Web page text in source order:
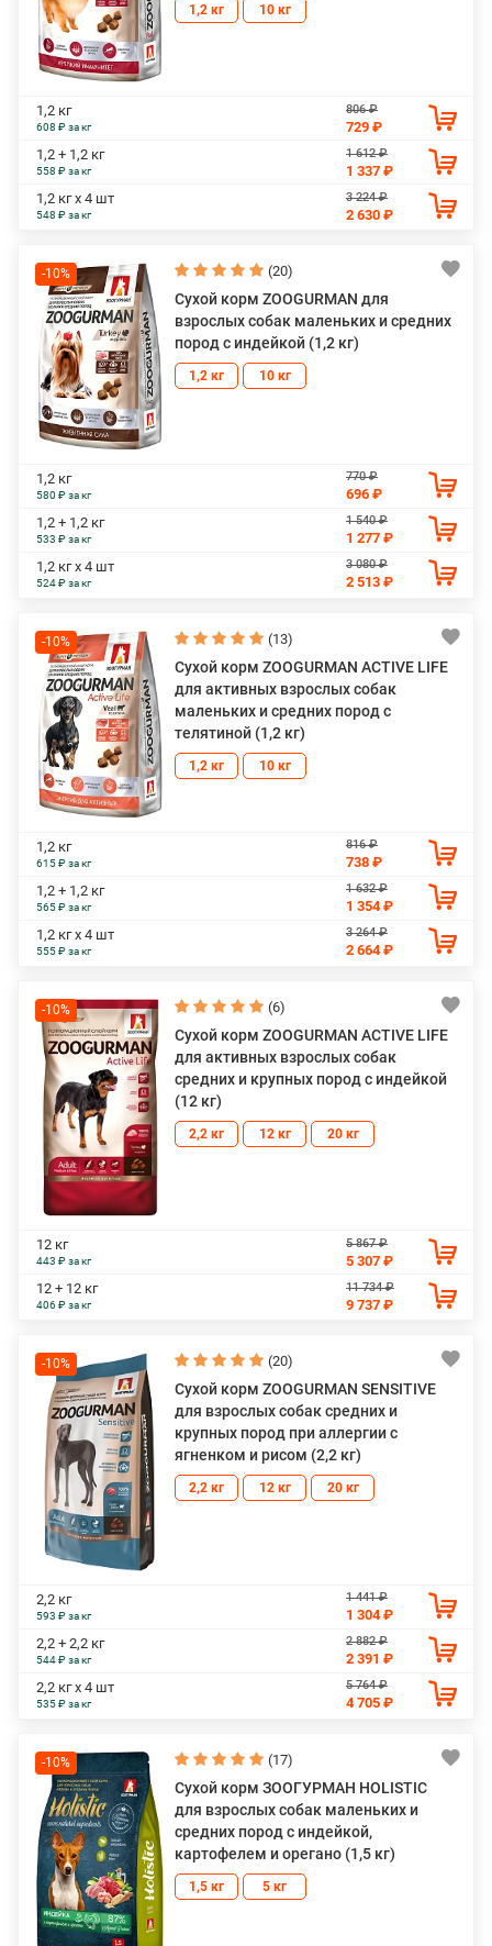
1,2 кг 10 кг
1,2 кг
608 ₽ за кг
806 ₽
729 ₽
1,2 + 1,2 кг
558 ₽ за кг
1 612 ₽
1 337 ₽
1,2 кг х 4 шт
548 ₽ за кг
3 224 ₽
2 630 ₽
-10% (20)
Сухой корм ZOOGURMAN для
взрослых собак маленьких и средних
пород с индейкой (1,2 кг)
1,2 кг 10 кг
1,2 кг
580 ₽ за кг
770 ₽
696 ₽
1,2 + 1,2 кг
533 ₽ за кг
1 540 ₽
1 277 ₽
1,2 кг х 4 шт
524 ₽ за кг
3 080 ₽
2 513 ₽
-10% (13)
Сухой корм ZOOGURMAN ACTIVE LIFE
для активных взрослых собак
маленьких и средних пород с
телятиной (1,2 кг)
1,2 кг 10 кг
1,2 кг
615 ₽ за кг
816 ₽
738 ₽
1,2 + 1,2 кг
565 ₽ за кг
1 632 ₽
1 354 ₽
1,2 кг х 4 шт
555 ₽ за кг
3 264 ₽
2 664 ₽
-10% (6)
Сухой корм ZOOGURMAN ACTIVE LIFE
для активных взрослых собак
средних и крупных пород с индейкой
(12 кг)
2,2 кг 12 кг 20 кг
12 кг
443 ₽ за кг
5 867 ₽
5 307 ₽
12 + 12 кг
406 ₽ за кг
11 734 ₽
9 737 ₽
-10% (20)
Сухой корм ZOOGURMAN SENSITIVE
для взрослых собак средних и
крупных пород при аллергии с
ягненком и рисом (2,2 кг)
2,2 кг 12 кг 20 кг
2,2 кг
593 ₽ за кг
1 441 ₽
1 304 ₽
2,2 + 2,2 кг
544 ₽ за кг
2 882 ₽
2 391 ₽
2,2 кг х 4 шт
535 ₽ за кг
5 764 ₽
4 705 ₽
-10% (17)
Сухой корм ЗООГУРМАН HOLISTIC
для взрослых собак маленьких и
средних пород с индейкой,
картофелем и орегано (1,5 кг)
1,5 кг 5 кг